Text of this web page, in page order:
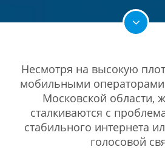
Несмотря на высокую
мобильными
Московской области,
сталкиваются с
стабильного интернета
голосовой